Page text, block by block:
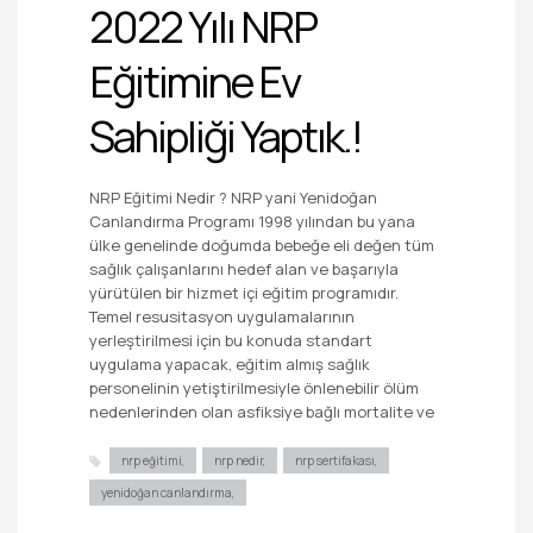
2022 Yılı NRP
Eğitimine Ev
Sahipliği Yaptık.!
NRP Eğitimi Nedir ? NRP yani Yenidoğan
Canlandırma Programı 1998 yılından bu yana
ülke genelinde doğumda bebeğe eli değen tüm
sağlık çalışanlarını hedef alan ve başarıyla
yürütülen bir hizmet içi eğitim programıdır.
Temel resusitasyon uygulamalarının
yerleştirilmesi için bu konuda standart
uygulama yapacak, eğitim almış sağlık
personelinin yetiştirilmesiyle önlenebilir ölüm
nedenlerinden olan asfiksiye bağlı mortalite ve
nrp eğitimi nrp nedir
nrp sertifakası
yenidoğan canlandırma